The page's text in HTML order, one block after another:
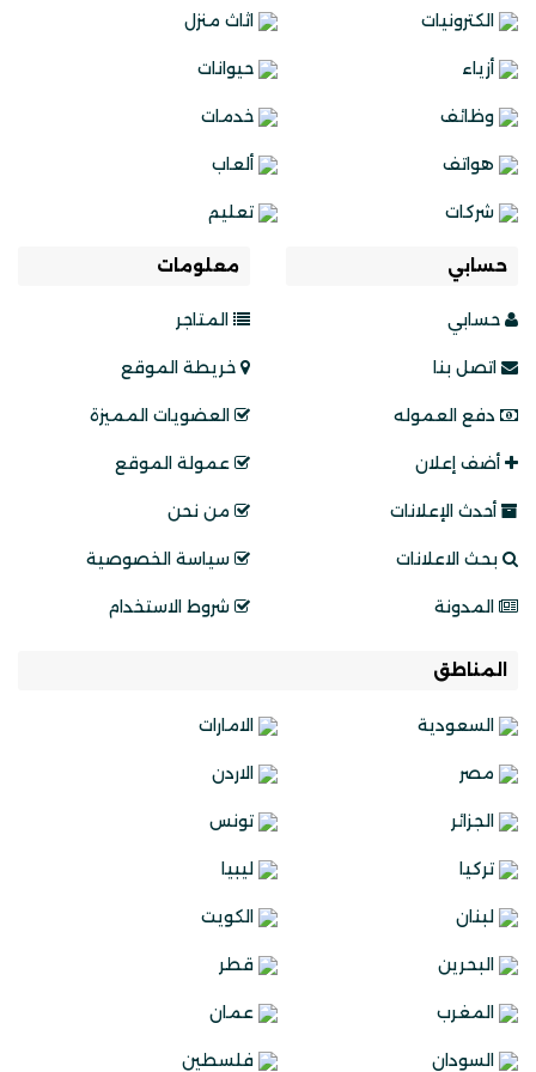
الكترونيات اثاث منزل
أزياء حيوانات
وظائف خدمات
هواتف ألعاب
شركات تعليم
حسابي
حسابي
اتصل بنا
دفع العموله
أضف إعلان
أحدث الإعلانات
بحث الاعلانات
المدونة
معلومات
المتاجر
خريطة الموقع
العضويات المميزة
عمولة الموقع
من نحن
سياسة الخصوصية
شروط الاستخدام
المناطق
السعودية الامارات
مصر الاردن
الجزائر تونس
تركيا ليبيا
لبنان الكويت
البحرين قطر
المغرب عمان
السودان فلسطين